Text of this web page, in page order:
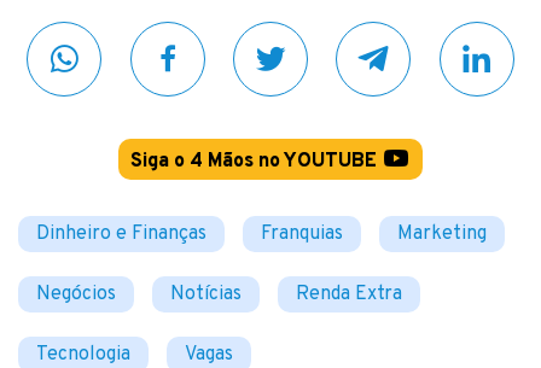
Siga o 4 Mãos no YOUTUBE
Dinheiro e Finanças Franquias Marketing
Negócios Notícias Renda Extra
Tecnologia Vagas